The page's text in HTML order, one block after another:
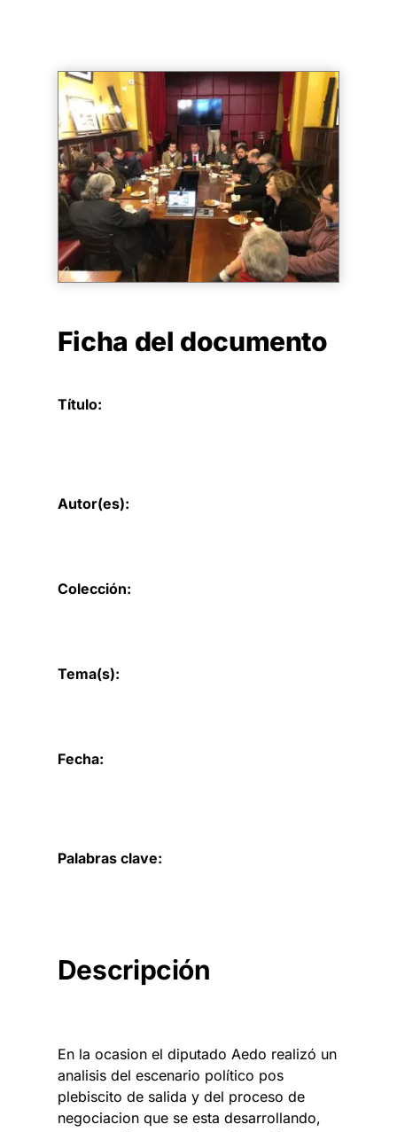
Ficha del documento
Título:
Autor(es):
Colección:
Tema(s):
Fecha:
Palabras clave:
Descripción
En la ocasion el diputado Aedo realizó un
analisis del escenario político pos
plebiscito de salida y del proceso de
negociacion que se esta desarrollando,